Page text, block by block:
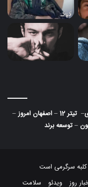
– تیتر 12 –اصفهان امروز–
–توسعه برند
سرگرمی است
روز ویدئو سلامت